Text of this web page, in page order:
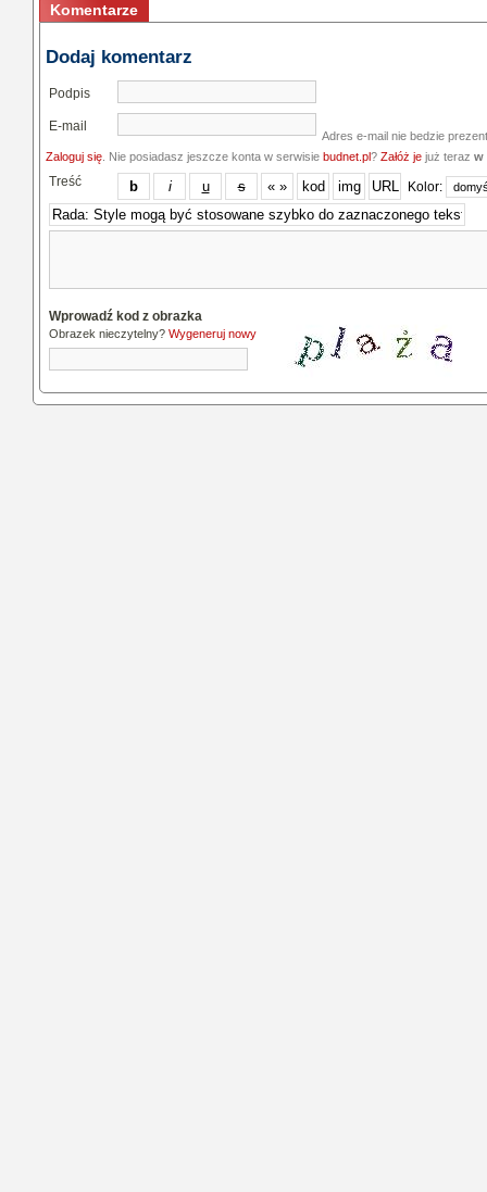
Komentarze
Dodaj komentarz
Podpis
E-mail
Adres e-mail nie bedzie
Zaloguj się . Nie posiadasz jeszcze konta w serwisie budnet.pl? Załóż je już teraz w
Treść Kolor:
Wprowadź kod z obrazka
Obrazek nieczytelny? Wygeneruj nowy